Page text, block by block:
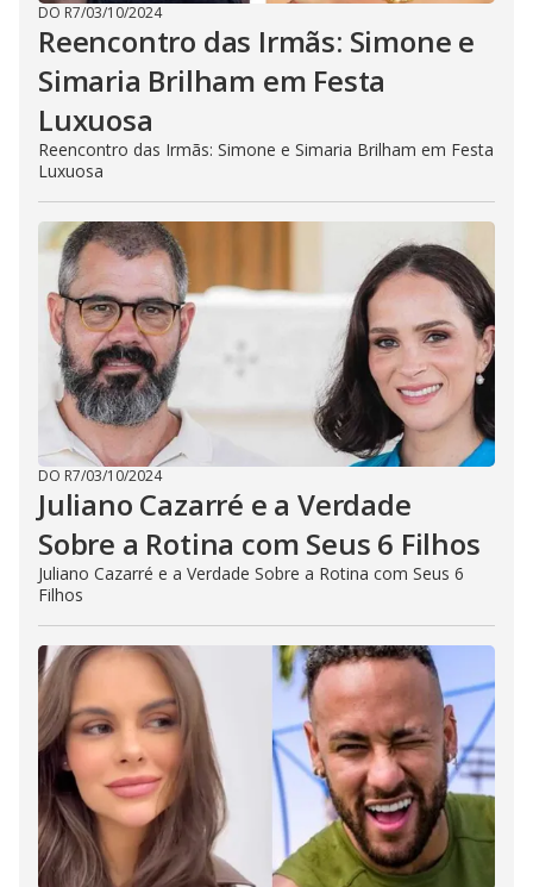
DO R7/03/10/2024
Reencontro das Irmãs: Simone e
Simaria Brilham em Festa
Luxuosa
Reencontro das Irmãs: Simone e Simaria Brilham em Festa
Luxuosa
DO R7/03/10/2024
Juliano Cazarré e a Verdade
Sobre a Rotina com Seus 6 Filhos
Juliano Cazarré e a Verdade Sobre a Rotina com Seus 6
Filhos